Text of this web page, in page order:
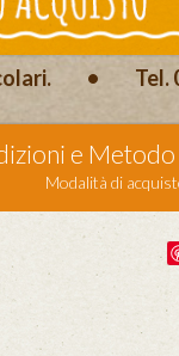
• Tel.
e
Modalità di